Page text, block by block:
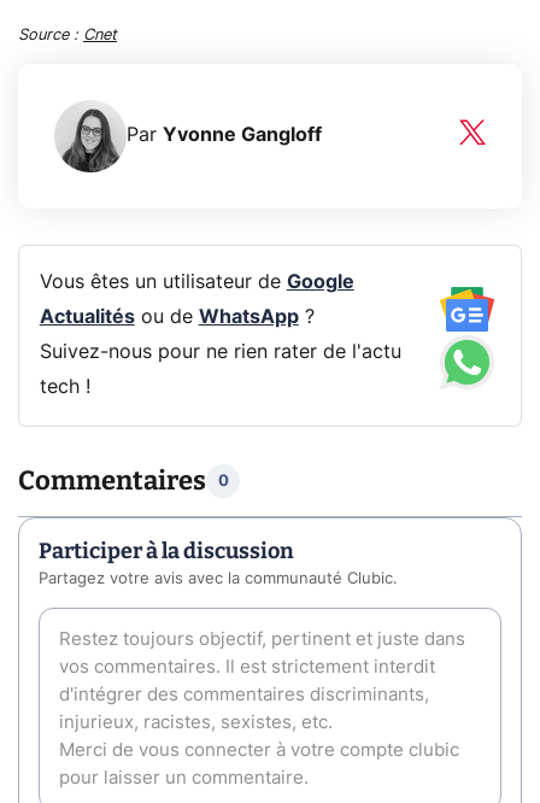
Source : Cnet
Par Yvonne Gangloff
Vous êtes un utilisateur de Google
Actualitésou de WhatsApp?
Suivez-nous pour ne rien rater de l'actu
tech !
Commentaires 0
Participer à la discussion
Partagez votre avis avec la communauté Clubic.